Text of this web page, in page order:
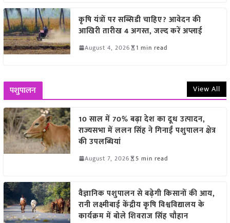
कृषि यंत्रों पर सब्सिडी चाहिए? आवेदन की
आखिरी तारीख 4 अगस्त, जल्द करें अप्लाई
August 4, 2026 1 min read
पशुपालन View All
10 साल में 70% बढ़ा देश का दूध उत्पादन,
राज्यसभा में ललन सिंह ने गिनाईं पशुपालन क्षेत्र
की उपलब्धियां
August 7, 2026 5 min read
वैज्ञानिक पशुपालन से बढ़ेगी किसानों की आय,
रानी लक्ष्मीबाई केंद्रीय कृषि विश्वविद्यालय के
कार्यक्रम में बोले शिवराज सिंह चौहान